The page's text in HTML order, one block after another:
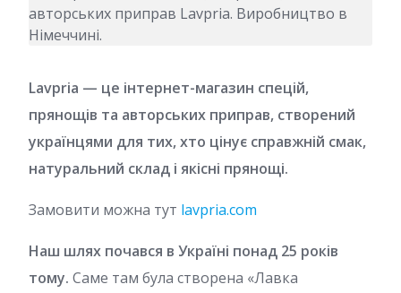
Lavpria — це інтернет-магазин спецій,
прянощів та авторських приправ, створений
українцями для тих, хто цінує справжній смак,
натуральний склад і якісні прянощі.
Замовити можна тут lavpria.com
Наш шлях почався в Україні понад 25 років
тому. Саме там була створена «Лавка